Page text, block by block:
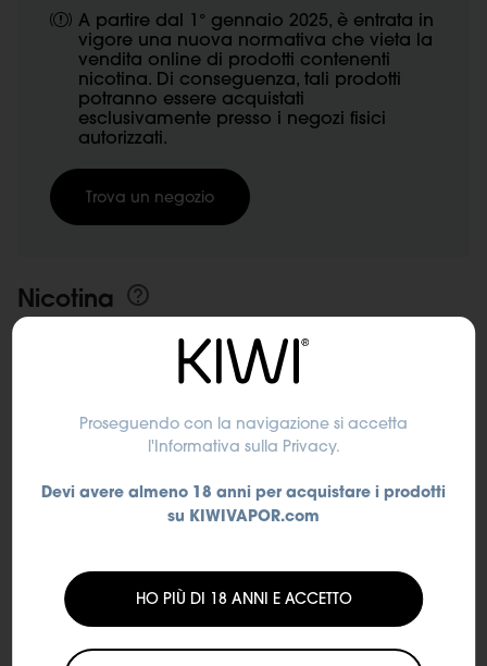
A partire dal 1° gennaio 2025, è entrata in
vigore una nuova normativa che vieta la
vendita online di prodotti contenenti
nicotina. Di conseguenza, tali prodotti
potranno essere acquistati
esclusivamente presso i negozi fisici
autorizzati.
Trova un negozio
Nicotina
20 mg/ml
SUBTOTALE
€9,00
Proseguendo con la navigazione si accetta
l'Informativa sulla Privacy.
Devi avere almeno 18 anni per acquistare i prodotti
su KIWIVAPOR.com
HO PIÙ DI 18 ANNI E ACCETTO